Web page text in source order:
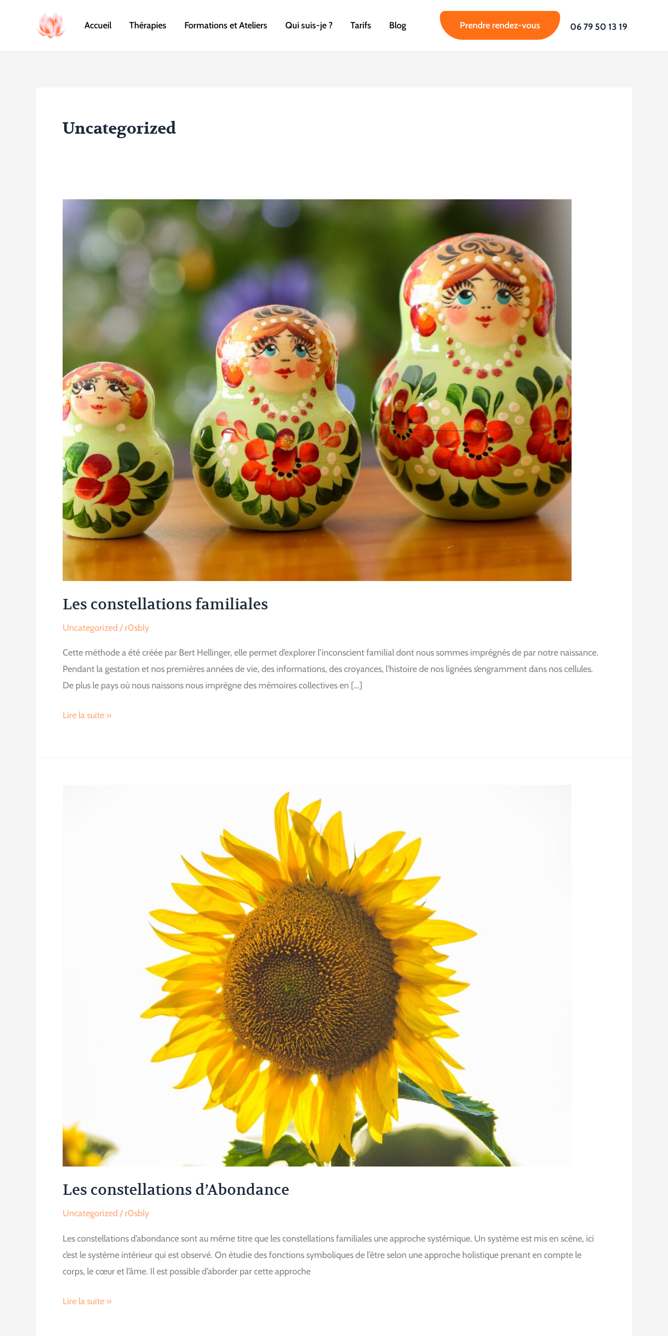
Accueil Thérapies Formations et Ateliers Qui suis-je ? Tarifs Blog Prendre rendez-vous 06 79 50 13 19
Uncategorized
Les constellations familiales
Uncategorized / r0sbly
Cette méthode a été créée par Bert Hellinger, elle permet d’explorer l’inconscient familial dont nous sommes imprégnés de par notre naissance.
Pendant la gestation et nos premières années de vie, des informations, des croyances, l’histoire de nos lignées s’engramment dans nos cellules.
De plus le pays où nous naissons nous imprègne des mémoires collectives en […]
Les
Lire la suite »
Les constellations d’Abondance
Uncategorized / r0sbly
Les constellations d’abondance sont au même titre que les constellations familiales une approche systémique. Un système est mis en scène, ici
c’est le système intérieur qui est observé. On étudie des fonctions symboliques de l’être selon une approche holistique prenant en compte le
corps, le cœur et l’âme. Il est possible d’aborder par cette approche
Les
Lire la suite »